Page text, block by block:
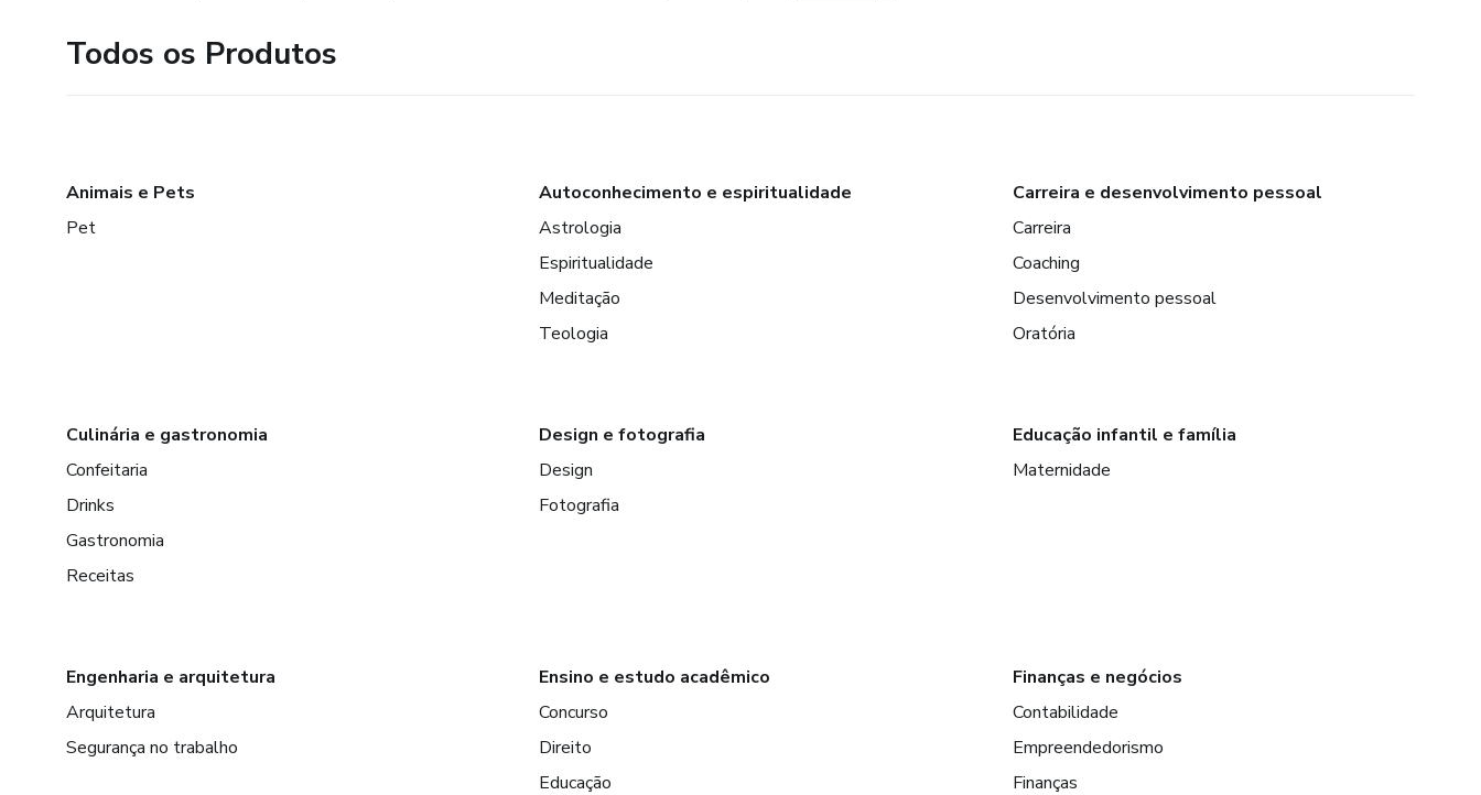
Todos os Produtos
Animais e Pets
Pet
Autoconhecimento e espiritualidade
Astrologia
Espiritualidade
Meditação
Teologia
Carreira e desenvolvimento pessoal
Carreira
Coaching
Desenvolvimento pessoal
Oratória
Culinária e gastronomia
Confeitaria
Drinks
Gastronomia
Receitas
Design e fotografia
Design
Fotografia
Educação infantil e família
Maternidade
Engenharia e arquitetura
Arquitetura
Segurança no trabalho
Ensino e estudo acadêmico
Concurso
Direito
Educação
Finanças e negócios
Contabilidade
Empreendedorismo
Finanças